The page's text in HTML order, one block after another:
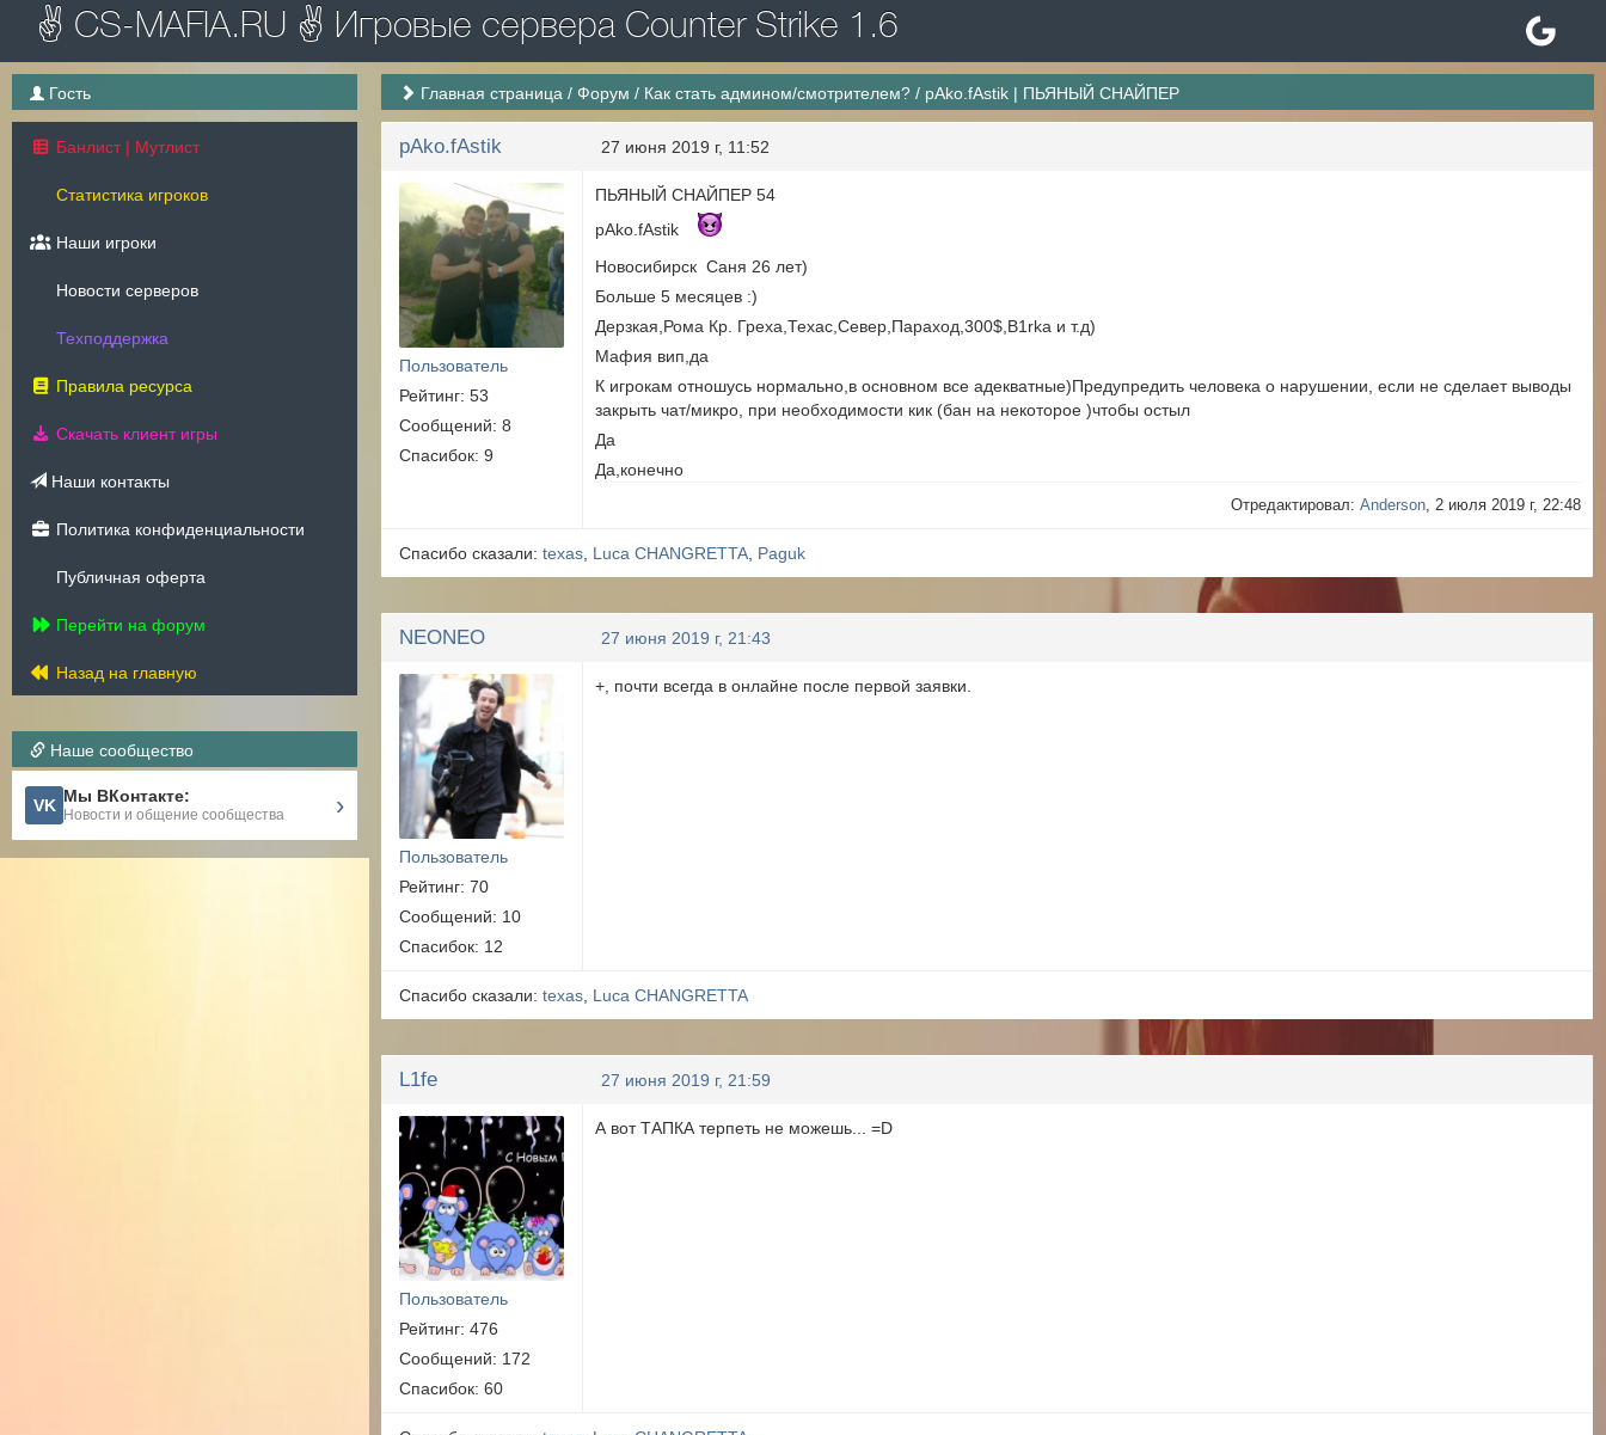
✌ CS-MAFIA.RU ✌ Игровые сервера Counter Strike 1.6
Гость
Банлист | Мутлист
Статистика игроков
Наши игроки
Новости серверов
Техподдержка
Правила ресурса
Скачать клиент игры
Наши контакты
Политика конфиденциальности
Публичная оферта
Перейти на форум
Назад на главную
Наше сообщество
VK Мы ВКонтакте:
Новости и общение сообщества ›
Главная страница /Форум / Как стать админом/смотрителем? / pAko.fAstik | ПЬЯНЫЙ СНАЙПЕР
pAko.fAstik 27 июня 2019 г, 11:52
Пользователь
Рейтинг: 53
Сообщений: 8
Спасибок: 9
ПЬЯНЫЙ СНАЙПЕР 54
pAko.fAstik
Новосибирск Саня 26 лет)
Больше 5 месяцев :)
Дерзкая,Рома Кр. Греха,Техас,Север,Параход,300$,B1rka и т.д)
Мафия вип,да
К игрокам отношусь нормально,в основном все адекватные)Предупредить человека о нарушении, если не сделает выводы
закрыть чат/микро, при необходимости кик (бан на некоторое )чтобы остыл
Да
Да,конечно
Отредактировал:Anderson, 2 июля 2019 г, 22:48
Спасибо сказали:texas Luca CHANGRETTA Paguk
NEONEO 27 июня 2019 г, 21:43
Пользователь
Рейтинг: 70
Сообщений: 10
Спасибок: 12
+, почти всегда в онлайне после первой заявки.
Спасибо сказали:texas Luca CHANGRETTA
L1fe 27 июня 2019 г, 21:59
Пользователь
Рейтинг: 476
Сообщений: 172
Спасибок: 60
А вот ТАПКА терпеть не можешь... =D